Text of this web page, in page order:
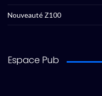
Nouveauté Z100
Espace Pub